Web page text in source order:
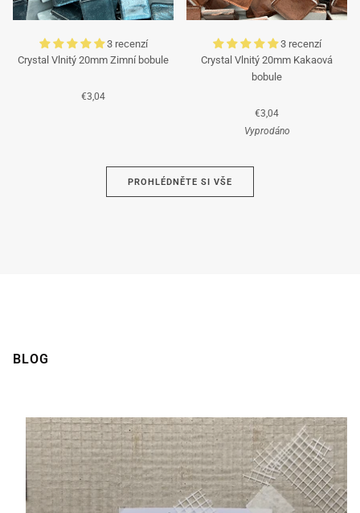
3 recenzí
Crystal Vlnitý 20mm Zimní bobule
€3,04
3 recenzí
Crystal Vlnitý 20mm Kakaová
bobule
€3,04
Vyprodáno
PROHLÉDNĚTE SI VŠE
BLOG